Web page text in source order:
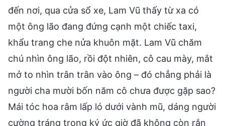
đến nơi, qua cửa sổ xe, Lam Vũ thấy từ xa có
một ông lão đang đứng cạnh một chiếc taxi,
khẩu trang che nửa khuôn mặt. Lam Vũ chăm
chú nhìn ông lão, rồi đột nhiên, cô cau mày, mắt
mở to nhìn trân trân vào ông – đó chẳng phải là
người cha mười bốn năm cô chưa được gặp sao?
Mái tóc hoa râm lấp ló dưới vành mũ, dáng người
cường tráng trong ký ức giờ đã không còn rắn